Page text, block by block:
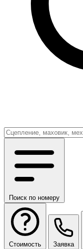
Поиск по номеру
Стоимость Заявка